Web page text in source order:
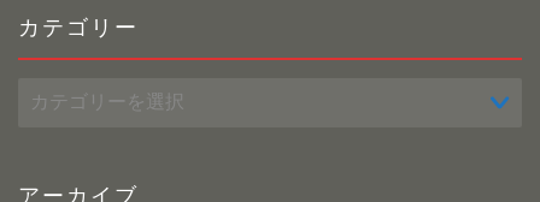
カテゴリー
テ
ー
アーカイブ